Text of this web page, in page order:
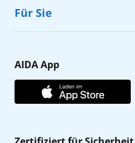
Cruise & Help
Karriere
Affiliateprogramm
Für Sie
Gästefragebogen
AIDA Club
AIDA App
AIDA App